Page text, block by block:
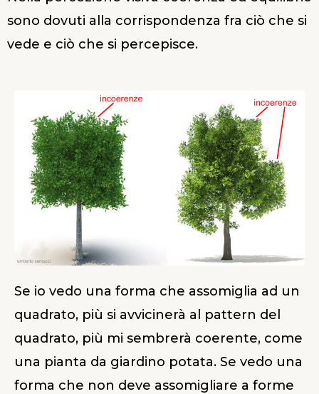
sono dovuti alla corrispondenza fra ciò che si
vede e ciò che si percepisce.
Se io vedo una forma che assomiglia ad un
quadrato, più si avvicinerà al pattern del
quadrato, più mi sembrerà coerente, come
una pianta da giardino potata. Se vedo una
forma che non deve assomigliare a forme